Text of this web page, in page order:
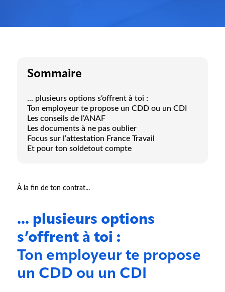
Sommaire
... plusieurs options s’offrent à toi :
Ton employeur te propose un CDD ou un CDI
Les conseils de l’ANAF
Les documents à ne pas oublier
Focus sur l’attestation France Travail
Et pour ton soldetout compte
À la fin de ton contrat...
... plusieurs options
s’offrent à toi :
Ton employeur te propose
un CDD ou un CDI